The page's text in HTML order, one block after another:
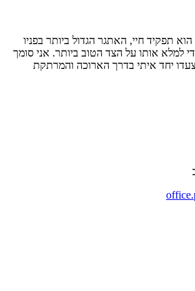
תפקיד חיי, האתגר הגדול ביותר בפניו
למלא אותו על הצד הטוב ביותר. אני סומך
יחד איתי בדרך הארוכה והמרתקת